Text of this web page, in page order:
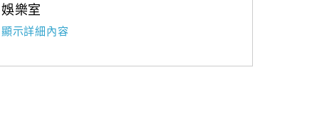
娛樂室
顯示詳細內容